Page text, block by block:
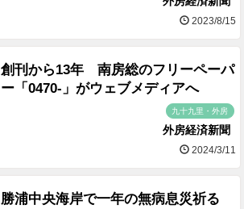
2023/8/15
創刊から13年 南房総のフリーペーパ
ー「0470-」がウェブメディアへ
九十九里・外房
外房経済新聞
2024/3/11
勝浦中央海岸で一年の無病息災祈る